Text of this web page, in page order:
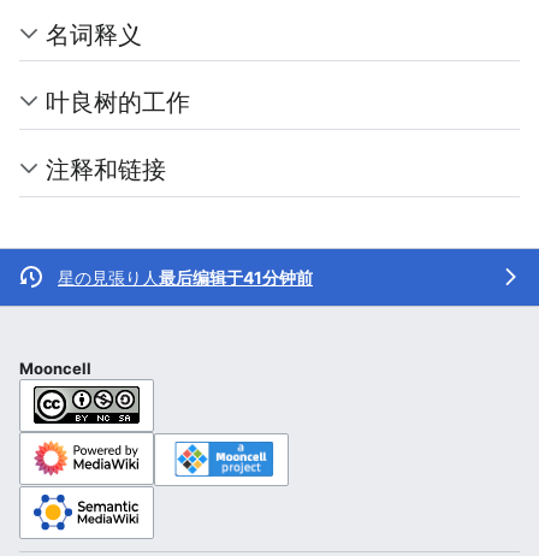
名词释义
叶良树的工作
注释和链接
星の見張り人最后编辑于41分钟前
Mooncell